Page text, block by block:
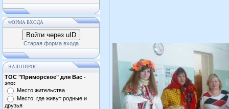
ФОРМА ВХОДА
Войти через uID
Старая форма входа
НАШ ОПРОС
ТОС "Приморское" для Вас -
это:
Место жительства
Место, где живут родные и
друзья